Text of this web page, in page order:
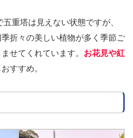
重塔は見えない状態ですが、
折々の美しい植物が多く季節ご
せてくれています。 お花見や紅
すすめ。